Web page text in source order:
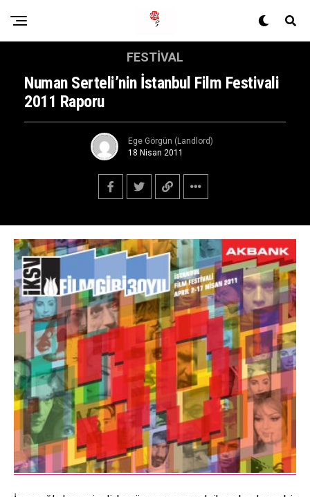
FESTIVAL
Numan Serteli’nin İstanbul Film Festivali
2011 Raporu
Ege Görgün (Landlord)
18 Nisan 2011